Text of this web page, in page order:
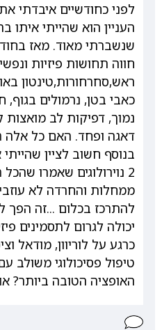
לפני כחודשיים איבדתי
העניין הוא שהייתי איתו
שנשברתי מאוד. מאז
חווה תחושות פיזיות
ראש,סחרחורות,טינטון
כאבי בטן, נרמולים
נמוך, דפיקות לב מואצות
דאגה ופחד. האם כל אלה
בנוסף חשוב לציין שהייתי
2 נוירולוגים שאמרו
ממחלות והחרדה לא
להתרכז בכלום ...זה
יכולה לגרום לתסמינים
כרגע על לוריוון, מודאל
טיפול פסיכולוגי משולב
האופציה הטובה ביותר?